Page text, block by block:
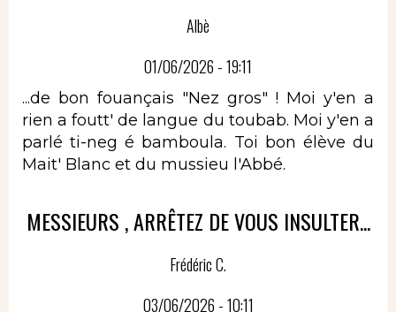
Albè
01/06/2026 - 19:11
...de bon fouançais "Nez gros" ! Moi y'en a
rien a foutt' de langue du toubab. Moi y'en a
parlé ti-neg é bamboula. Toi bon élève du
Mait' Blanc et du mussieu l'Abbé.
MESSIEURS , ARRÊTEZ DE VOUS INSULTER...
Frédéric C.
03/06/2026 - 10:11